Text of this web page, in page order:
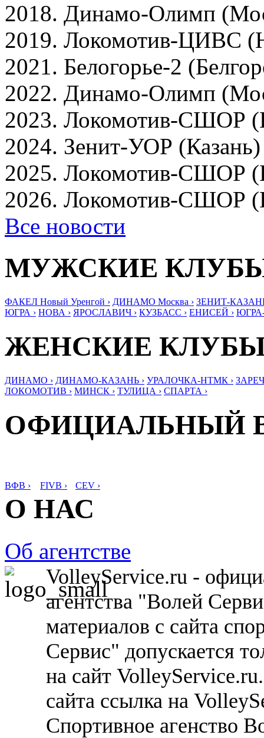
2018. Динамо-Олимп
2019. Локомотив-ЦИВС
2021. Белогорье-2
2022. Динамо-Олимп
2023. Локомотив-СШОР
2024. Зенит-УОР (Казань)
2025. Локомотив-СШОР
2026. Локомотив-СШОР
Все новости
МУЖСКИЕ
ФАКЕЛ Новый Уренгой › ДИНАМО Москва › ЗЕНИТ-
ЮГРА › НОВА › ЯРОСЛАВИЧ › КУЗБАСС › ЕНИСЕЙ ›
ЖЕНСКИЕ
ДИНАМО › ДИНАМО-КАЗАНЬ › УРАЛОЧКА-НТМК ›
ЛОКОМОТИВ › МИНСК › ТУЛИЦА › СПАРТА ›
ОФИЦИАЛЬНЫЙ
ВФВ › FIVB › CEV ›
О НАС
Об агентстве
VolleyService.ru -
агентства "Волей
материалов с сайта
Сервис" допускается
на сайт
сайта ссылка на
Спортивное агенство